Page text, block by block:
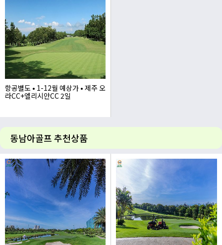
항공별도 • 1-12월 예상가 • 제주 오
라CC+엘리시안CC 2일
동남아골프 추천상품